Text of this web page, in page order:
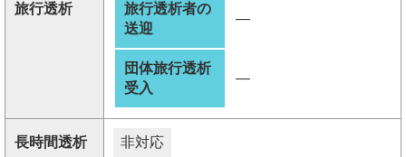
旅行透析
旅行透析者の
送迎
―
団体旅行透析
受入
―
長時間透析 非対応